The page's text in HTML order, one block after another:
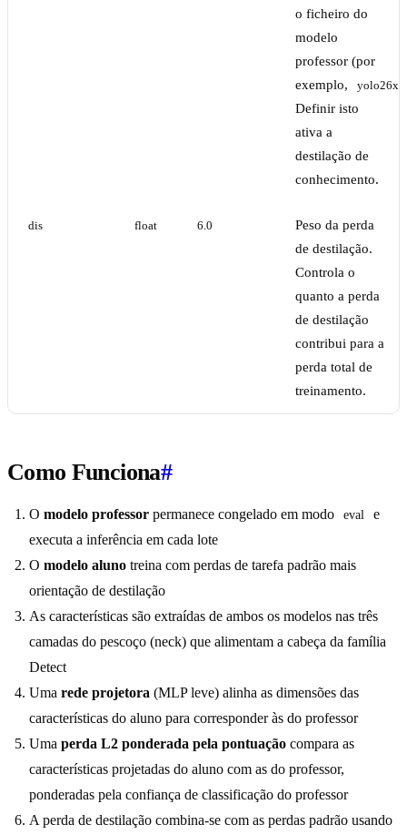
o ficheiro do
modelo
professor (por
exemplo,
Definir isto
ativa a
destilação de
conhecimento.
dis float 6.0
Peso da perda
de destilação.
Controla o
quanto a perda
de destilação
contribui para a
perda total de
treinamento.
Como Funciona#
O modelo professor permanece congelado em modo eval
e
executa a inferência em cada lote
O modelo aluno treina com perdas de tarefa padrão mais
orientação de destilação
As características são extraídas de ambos os modelos nas três
camadas do pescoço (neck) que alimentam a cabeça da família
Detect
Uma rede projetora (MLP leve) alinha as dimensões das
características do aluno para corresponder às do professor
Uma perda L2 ponderada pela pontuação compara as
características projetadas do aluno com as do professor,
ponderadas pela confiança de classificação do professor
A perda de destilação combina-se com as perdas padrão usando